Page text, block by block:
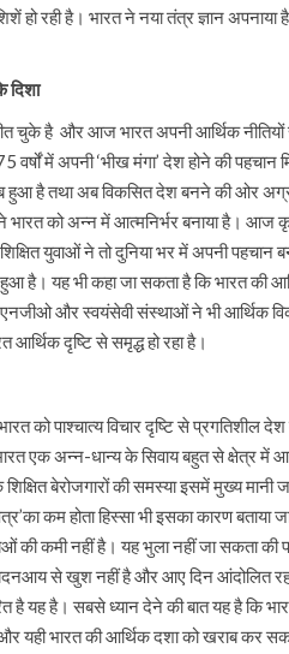
हो रही है। भारत ने नया तंत्र ज्ञान
दिशा
चुके है और आज भारत अपनी आर्थिक नीतियों
वर्षों में अपनी ‘भीख मंगा’ देश होने की
हुआ है तथा अब विकसित देश बनने की ओर
भारत को अन्न में आत्मनिर्भर बनाया है। आज
युवाओं ने तो दुनिया भर में अपनी पहचान
है। यह भी कहा जा सकता है कि भारत की
एनजीओ और स्वयंसेवी संस्थाओं ने भी आर्थिक
आर्थिक दृष्टि से समृद्ध हो रहा है।
को पाश्चात्य विचार दृष्टि से
एक अन्न-धान्य के सिवाय बहुत से क्षेत्र में
बेरोजगारों की समस्या इसमें मुख्य मानी
कम होता हिस्सा भी इसका कारण बताया
की कमी नहीं है। यह भुला नहीं जा सकता
से खुश नहीं है और आए दिन आंदोलित
है यह है। सबसे ध्यान देने की बात यह है कि
यही भारत की आर्थिक दशा को खराब कर